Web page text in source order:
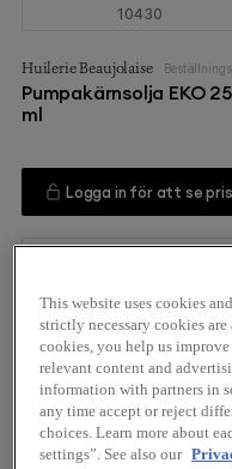
10430
Huilerie Beaujolaise
Pumpakärnsolja EKO
ml
Logga in för att se pris
10428
This website uses cookies
strictly necessary cookies
cookies, you help us
relevant content and
information with partners in
any time accept or reject
choices. Learn more about
settings”. See also our